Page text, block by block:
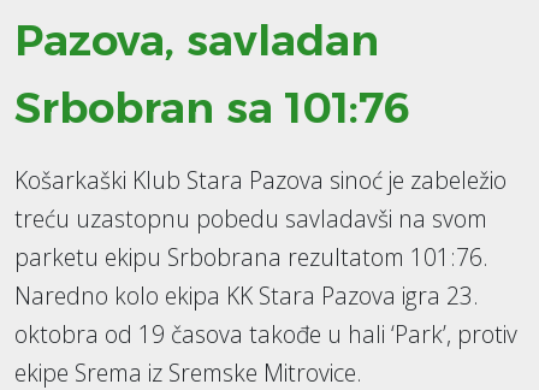
Pazova, savladan
Srbobran sa 101:76
Košarkaški Klub Stara Pazova sinoć je zabeležio
treću uzastopnu pobedu savladavši na svom
parketu ekipu Srbobrana rezultatom 101:76.
Naredno kolo ekipa KK Stara Pazova igra 23.
oktobra od 19 časova takođe u hali ‘Park’, protiv
ekipe Srema iz Sremske Mitrovice.